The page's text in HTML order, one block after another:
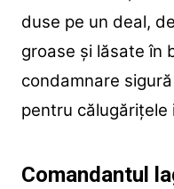
duse pe un deal,
groase și lăsate în
condamnare
pentru călugărițele
Comandantul